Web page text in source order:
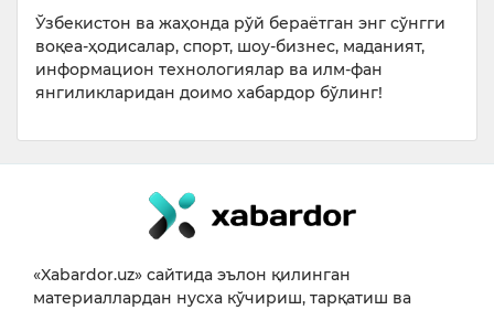
Ўзбекистон ва жаҳонда рўй бераётган энг сўнгги
воқеа-ҳодисалар, спорт, шоу-бизнес, маданият,
информацион технологиялар ва илм-фан
янгиликларидан доимо хабардор бўлинг!
«Xabardor.uz» сайтида эълон қилинган
материаллардан нусха кўчириш, тарқатиш ва